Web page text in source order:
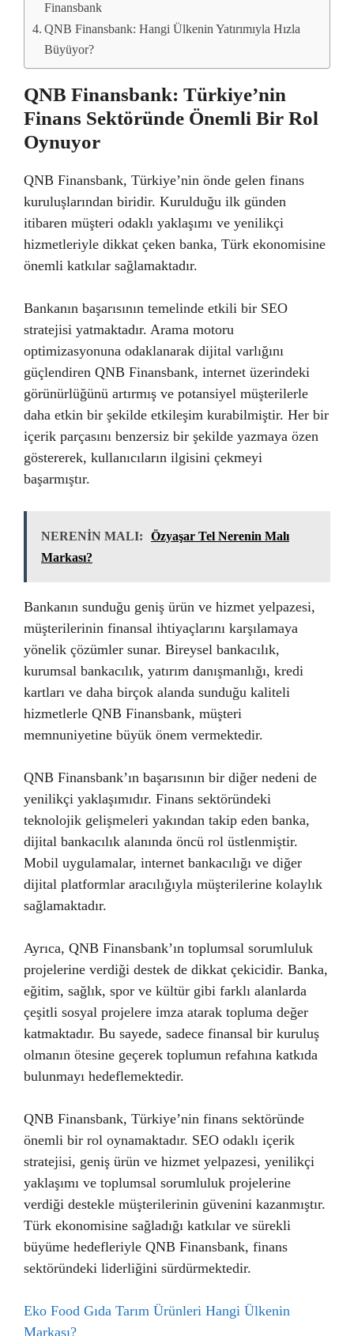
Finansbank
QNB Finansbank: Hangi Ülkenin Yatırımıyla Hızla
Büyüyor?
QNB Finansbank: Türkiye’nin
Finans Sektöründe Önemli Bir Rol
Oynuyor
QNB Finansbank, Türkiye’nin önde gelen finans
kuruluşlarından biridir. Kurulduğu ilk günden
itibaren müşteri odaklı yaklaşımı ve yenilikçi
hizmetleriyle dikkat çeken banka, Türk ekonomisine
önemli katkılar sağlamaktadır.
Bankanın başarısının temelinde etkili bir SEO
stratejisi yatmaktadır. Arama motoru
optimizasyonuna odaklanarak dijital varlığını
güçlendiren QNB Finansbank, internet üzerindeki
görünürlüğünü artırmış ve potansiyel müşterilerle
daha etkin bir şekilde etkileşim kurabilmiştir. Her bir
içerik parçasını benzersiz bir şekilde yazmaya özen
göstererek, kullanıcıların ilgisini çekmeyi
başarmıştır.
NERENİN MALI:
Özyaşar Tel Nerenin Malı
Markası?
Bankanın sunduğu geniş ürün ve hizmet yelpazesi,
müşterilerinin finansal ihtiyaçlarını karşılamaya
yönelik çözümler sunar. Bireysel bankacılık,
kurumsal bankacılık, yatırım danışmanlığı, kredi
kartları ve daha birçok alanda sunduğu kaliteli
hizmetlerle QNB Finansbank, müşteri
memnuniyetine büyük önem vermektedir.
QNB Finansbank’ın başarısının bir diğer nedeni de
yenilikçi yaklaşımıdır. Finans sektöründeki
teknolojik gelişmeleri yakından takip eden banka,
dijital bankacılık alanında öncü rol üstlenmiştir.
Mobil uygulamalar, internet bankacılığı ve diğer
dijital platformlar aracılığıyla müşterilerine kolaylık
sağlamaktadır.
Ayrıca, QNB Finansbank’ın toplumsal sorumluluk
projelerine verdiği destek de dikkat çekicidir. Banka,
eğitim, sağlık, spor ve kültür gibi farklı alanlarda
çeşitli sosyal projelere imza atarak topluma değer
katmaktadır. Bu sayede, sadece finansal bir kuruluş
olmanın ötesine geçerek toplumun refahına katkıda
bulunmayı hedeflemektedir.
QNB Finansbank, Türkiye’nin finans sektöründe
önemli bir rol oynamaktadır. SEO odaklı içerik
stratejisi, geniş ürün ve hizmet yelpazesi, yenilikçi
yaklaşımı ve toplumsal sorumluluk projelerine
verdiği destekle müşterilerinin güvenini kazanmıştır.
Türk ekonomisine sağladığı katkılar ve sürekli
büyüme hedefleriyle QNB Finansbank, finans
sektöründeki liderliğini sürdürmektedir.
Eko Food Gıda Tarım Ürünleri Hangi Ülkenin
Markası?